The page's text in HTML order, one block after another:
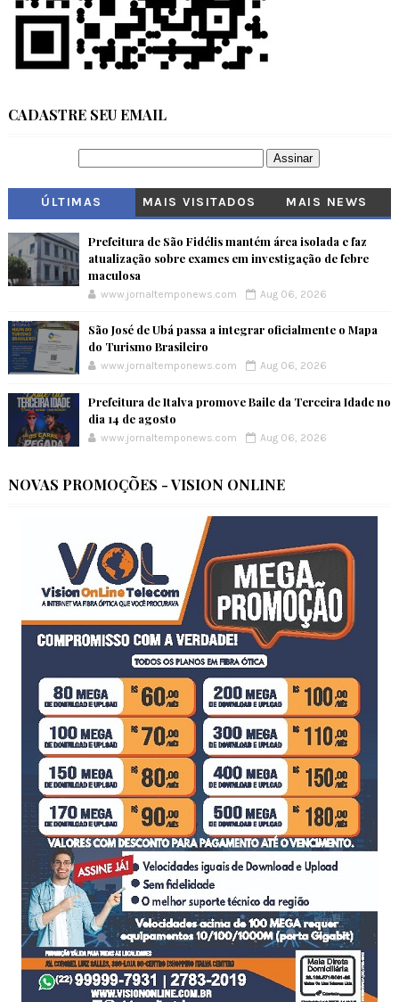
CADASTRE SEU EMAIL
ÚLTIMAS MAIS VISITADOS MAIS NEWS
Prefeitura de São Fidélis mantém área isolada e faz
atualização sobre exames em investigação de febre
maculosa
www.jornaltemponews.com Aug 06, 2026
São José de Ubá passa a integrar oficialmente o Mapa
do Turismo Brasileiro
www.jornaltemponews.com Aug 06, 2026
Prefeitura de Italva promove Baile da Terceira Idade no
dia 14 de agosto
www.jornaltemponews.com Aug 06, 2026
NOVAS PROMOÇÕES - VISION ONLINE